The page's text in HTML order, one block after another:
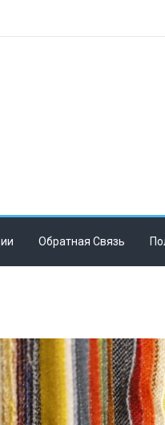
Обратная Связь